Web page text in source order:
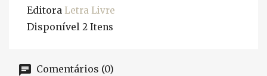
Editora Letra Livre
Disponível 2 Itens
Comentários (0)